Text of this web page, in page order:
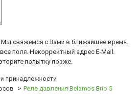
свяжемся с Вами в ближайшее время.
поля. Некорректный адрес E-Mail.
попытку позже.
принадлежности
Реле давления Belamos Brio 5